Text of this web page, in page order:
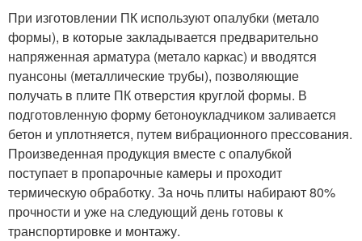
При изготовлении ПК используют опалубки (метало
формы), в которые закладывается предварительно
напряженная арматура (метало каркас) и вводятся
пуансоны (металлические трубы), позволяющие
получать в плите ПК отверстия круглой формы. В
подготовленную форму бетоноукладчиком заливается
бетон и уплотняется, путем вибрационного прессования.
Произведенная продукция вместе с опалубкой
поступает в пропарочные камеры и проходит
термическую обработку. За ночь плиты набирают 80%
прочности и уже на следующий день готовы к
транспортировке и монтажу.